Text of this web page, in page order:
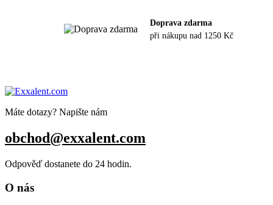
Doprava zdarma
při nákupu nad 1250 Kč
Máte dotazy? Napište nám
obchod@exxalent.com
Odpověď dostanete do 24 hodin.
O nás